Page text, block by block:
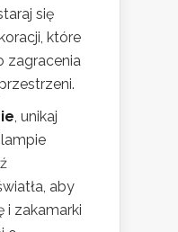
się
które
zagracenia
, unikaj
aby
zakamarki